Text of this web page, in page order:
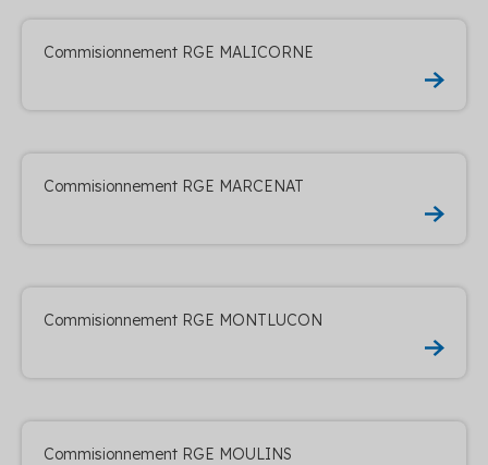
Commisionnement RGE MALICORNE
Commisionnement RGE MARCENAT
Commisionnement RGE MONTLUCON
Commisionnement RGE MOULINS